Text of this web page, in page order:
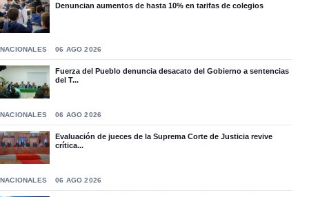
Denuncian aumentos de hasta 10% en tarifas de colegios
NACIONALES 06 AGO 2026
Fuerza del Pueblo denuncia desacato del Gobierno a sentencias
del T...
NACIONALES 06 AGO 2026
Evaluación de jueces de la Suprema Corte de Justicia revive
crítica...
NACIONALES 06 AGO 2026